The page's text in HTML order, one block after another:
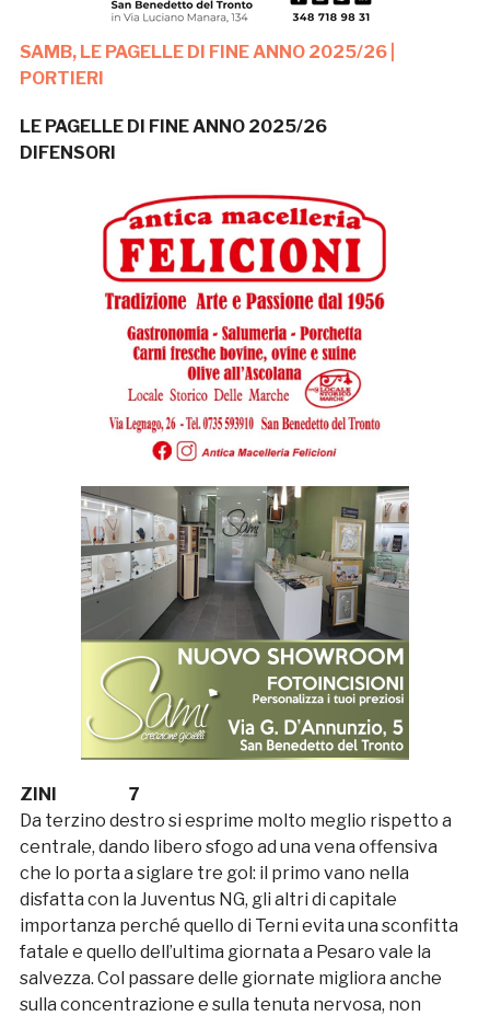
SAMB, LE PAGELLE DI FINE ANNO 2025/26 |
PORTIERI
LE PAGELLE DI FINE ANNO 2025/26
DIFENSORI
ZINI 7
Da terzino destro si esprime molto meglio rispetto a
centrale, dando libero sfogo ad una vena offensiva
che lo porta a siglare tre gol: il primo vano nella
disfatta con la Juventus NG, gli altri di capitale
importanza perché quello di Terni evita una sconfitta
fatale e quello dell’ultima giornata a Pesaro vale la
salvezza. Col passare delle giornate migliora anche
sulla concentrazione e sulla tenuta nervosa, non